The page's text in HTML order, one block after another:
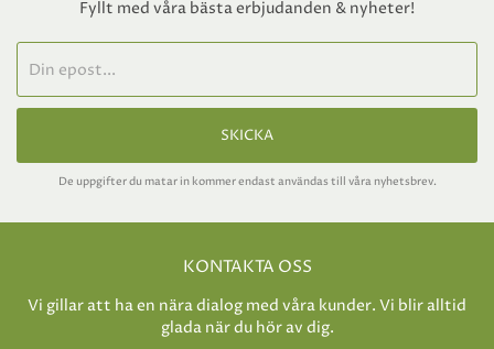
Fyllt med våra bästa erbjudanden & nyheter!
SKICKA
De uppgifter du matar in kommer endast användas till våra nyhetsbrev.
KONTAKTA OSS
Vi gillar att ha en nära dialog med våra kunder. Vi blir alltid
glada när du hör av dig.